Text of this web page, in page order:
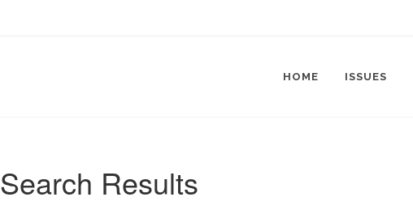
HOME ISSUES
Search Results